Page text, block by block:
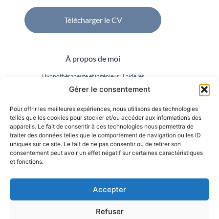
Gérer le consentement
Pour offrir les meilleures expériences, nous utilisons des technologies
telles que les cookies pour stocker et/ou accéder aux informations des
appareils. Le fait de consentir à ces technologies nous permettra de
traiter des données telles que le comportement de navigation ou les ID
uniques sur ce site. Le fait de ne pas consentir ou de retirer son
consentement peut avoir un effet négatif sur certaines caractéristiques
et fonctions.
Accepter
Refuser
Télécharger le CV
À propos de moi
Hypnothèrapeute et ingénieur; J’aide les
collaborateurs à gérer le stress, la confiance en soi et
Pour qui? Ateliers